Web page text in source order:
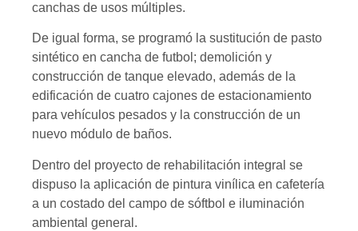
canchas de usos múltiples.
De igual forma, se programó la sustitución de pasto
sintético en cancha de futbol; demolición y
construcción de tanque elevado, además de la
edificación de cuatro cajones de estacionamiento
para vehículos pesados y la construcción de un
nuevo módulo de baños.
Dentro del proyecto de rehabilitación integral se
dispuso la aplicación de pintura vinílica en cafetería
a un costado del campo de sóftbol e iluminación
ambiental general.